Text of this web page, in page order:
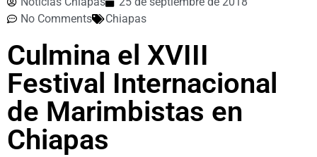
No Comments
Chiapas
Culmina el XVIII
Festival Internacional
de Marimbistas en
Chiapas